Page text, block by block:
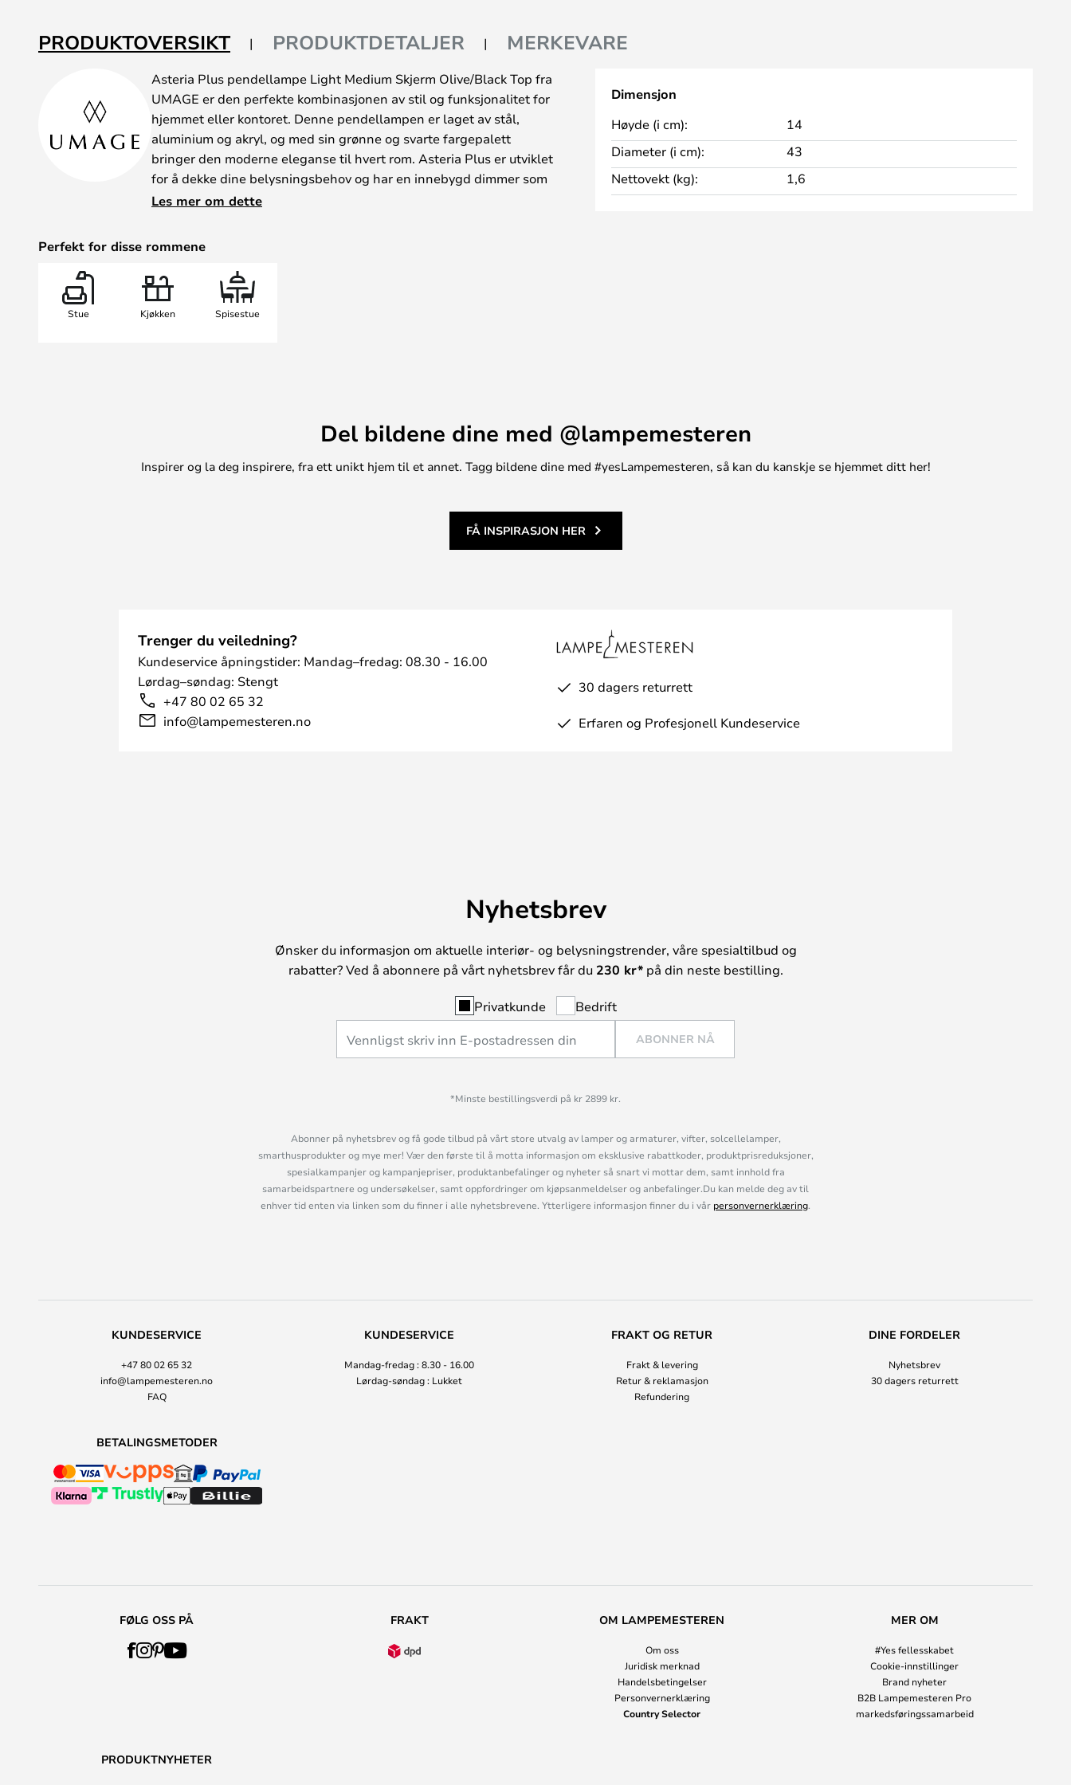
PRODUKTOVERSIKT PRODUKTDETALJER MERKEVARE
Asteria Plus pendellampe Light Medium Skjerm Olive/Black Top fra
UMAGE er den perfekte kombinasjonen av stil og funksjonalitet for
hjemmet eller kontoret. Denne pendellampen er laget av stål,
aluminium og akryl, og med sin grønne og svarte fargepalett
bringer den moderne eleganse til hvert rom. Asteria Plus er utviklet
for å dekke dine belysningsbehov og har en innebygd dimmer som
gjør det enkelt å justere lystemperaturen. Slik kan du skape den
enkel måte i forskjellige interiører. Med muligheten til å velge
mellom messing, stål eller svart topp, kan du tilpasse lampen til din
personlige stil. Asteria Plus er tilgjengelig i forskjellige farger og
Les mer om dette
Perfekt for disse rommene
Stue Kjøkken Spisestue
Dimensjon
Høyde (i cm):
14
Diameter (i cm):
43
Nettovekt (kg):
1,6
Del bildene dine med @lampemesteren
Inspirer og la deg inspirere, fra ett unikt hjem til et annet. Tagg bildene dine med #yesLampemesteren, så kan du kanskje se hjemmet ditt her!
FÅ INSPIRASJON HER
Trenger du veiledning?
Kundeservice åpningstider: Mandag–fredag: 08.30 - 16.00
Lørdag–søndag: Stengt
+47 80 02 65 32
info@lampemesteren.no
30 dagers returrett
Erfaren og Profesjonell Kundeservice
Nyhetsbrev
Ønsker du informasjon om aktuelle interiør- og belysningstrender, våre spesialtilbud og
rabatter? Ved å abonnere på vårt nyhetsbrev får du 230 kr*på din neste bestilling.
Privatkunde Bedrift
ABONNER NÅ
*Minste bestillingsverdi på kr 2899 kr.
Abonner på nyhetsbrev og få gode tilbud på vårt store utvalg av lamper og armaturer, vifter, solcellelamper,
smarthusprodukter og mye mer! Vær den første til å motta informasjon om eksklusive rabattkoder, produktprisreduksjoner,
spesialkampanjer og kampanjepriser, produktanbefalinger og nyheter så snart vi mottar dem, samt innhold fra
samarbeidspartnere og undersøkelser, samt oppfordringer om kjøpsanmeldelser og anbefalinger.Du kan melde deg av til
enhver tid enten via linken som du finner i alle nyhetsbrevene. Ytterligere informasjon finner du i vår personvernerklæring.
KUNDESERVICE
+47 80 02 65 32
info@lampemesteren.no
FAQ
KUNDESERVICE
Mandag-fredag : 8.30 - 16.00
Lørdag-søndag : Lukket
FRAKT OG RETUR
Frakt & levering
Retur & reklamasjon
Refundering
DINE FORDELER
Nyhetsbrev
30 dagers returrett
BETALINGSMETODER
FØLG OSS PÅ FRAKT OM LAMPEMESTEREN
Om oss
Juridisk merknad
Handelsbetingelser
Personvernerklæring
Country Selector
MER OM
#Yes fellesskabet
Cookie-innstillinger
Brand nyheter
B2B Lampemesteren Pro
markedsføringssamarbeid
PRODUKTNYHETER